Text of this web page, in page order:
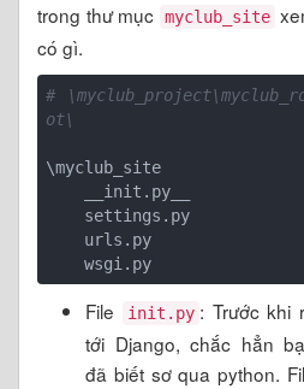
trong thư mục myclub_site
có gì.
#
ot\
\myclub_site
File init.py : Trước khi
tới Django, chắc hẳn
đã biết sơ qua python.